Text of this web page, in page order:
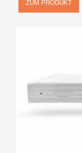
ZUM PRODUKT